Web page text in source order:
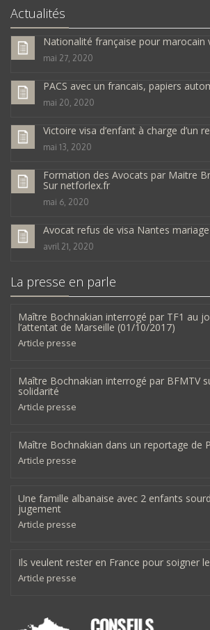
Actualités
Nationalité française pour marocain
mai 27, 2020
PACS avec un francais, papiers
mai 20, 2020
Victoire visa d’enfant à charge d’un
mai 13, 2020
Formation des Avocats par Maitre
Sur netforlex.fr
mai 6, 2020
Avocat refus de visa Nantes
avril 21, 2020
La presse en parle
Maître Bochnakian interrogé par TF1 au
l’attentat de Marseille (01/10/2017)
Article presse
Maître Bochnakian interrogé par BFMTV
solidarité
Article presse
Maître Bochnakian dans un reportage de
Article presse
Une famille albanaise avec 2 enfants
jugement
Article presse
Ils veulent rester en France pour soigner
Article presse